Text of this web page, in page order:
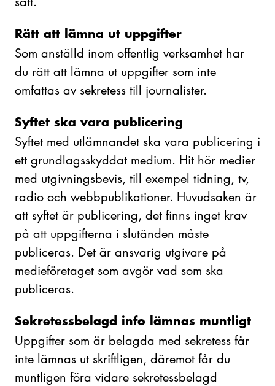
Rätt att lämna ut uppgifter
Som anställd inom offentlig verksamhet har
du rätt att lämna ut uppgifter som inte
omfattas av sekretess till journalister.
Syftet ska vara publicering
Syftet med utlämnandet ska vara publicering i
ett grundlagsskyddat medium. Hit hör medier
med utgivningsbevis, till exempel tidning, tv,
radio och webbpublikationer. Huvudsaken är
att syftet är publicering, det finns inget krav
på att uppgifterna i slutänden måste
publiceras. Det är ansvarig utgivare på
medieföretaget som avgör vad som ska
publiceras.
Sekretessbelagd info lämnas muntligt
Uppgifter som är belagda med sekretess får
inte lämnas ut skriftligen, däremot får du
muntligen föra vidare sekretessbelagd